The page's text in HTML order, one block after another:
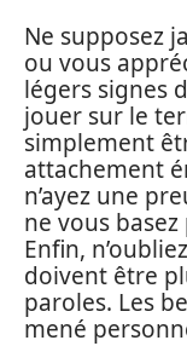
Ne supposez
ou vous
légers signes
jouer sur le
simplement
attachement
n’ayez une
ne vous
Enfin,
doivent être
paroles. Les
mené